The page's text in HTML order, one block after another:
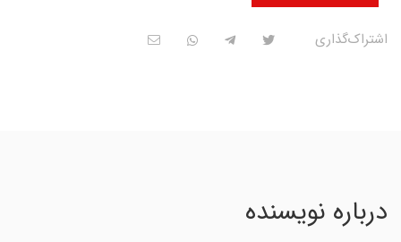
اشتراک‌گذاری
درباره نویسنده